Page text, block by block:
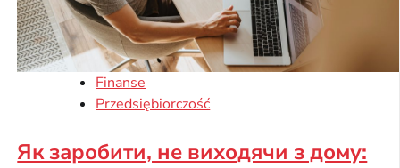
Finanse
Przedsiębiorczość
Як заробити, не виходячи з дому: